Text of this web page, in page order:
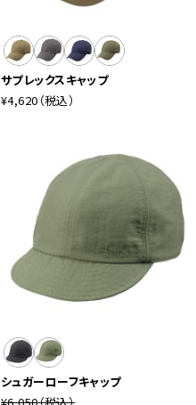
サプレックスキャップ
¥4,620 （税込）
シュガーローフキャップ